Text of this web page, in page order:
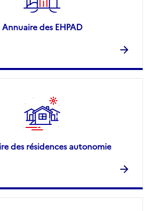
Annuaire des EHPAD
des résidences autonomie